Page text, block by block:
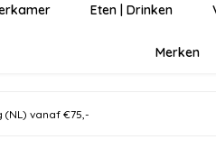
Eten | Drinken
Merken
(NL) vanaf €75,-